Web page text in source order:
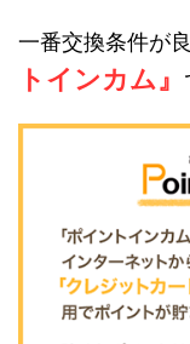
一番交換条件が
トインカム』